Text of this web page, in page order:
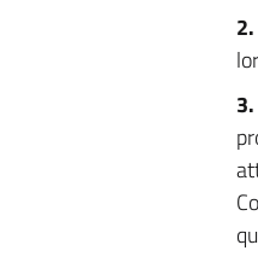
2.
3.